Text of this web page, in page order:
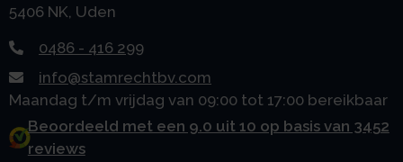
5406 NK, Uden
0486 - 416 299
info@stamrechtbv.com
Maandag t/m vrijdag van 09:00 tot 17:00 bereikbaar
Beoordeeld met een 9.0 uit 10 op basis van 3452
reviews